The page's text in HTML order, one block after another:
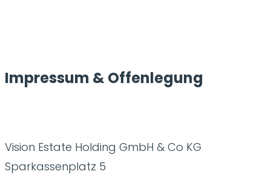
Impressum & Offenlegung
Vision Estate Holding GmbH & Co KG
Sparkassenplatz 5